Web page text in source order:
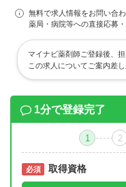
無料で求人情報をお問い合わ
薬局・病院等への直接応募
マイナビ薬剤師ご登録後、
この求人についてご案内差し
1分で登録完了
1 2
必須 取得資格